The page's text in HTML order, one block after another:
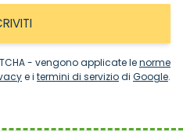
- vengono applicate lenorme
e i termini di serviziodi Google.